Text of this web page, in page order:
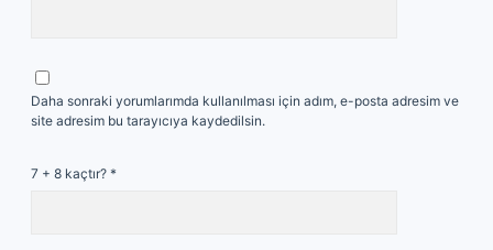
Daha sonraki yorumlarımda kullanılması için adım, e-posta adresim ve
site adresim bu tarayıcıya kaydedilsin.
7 + 8 kaçtır? *